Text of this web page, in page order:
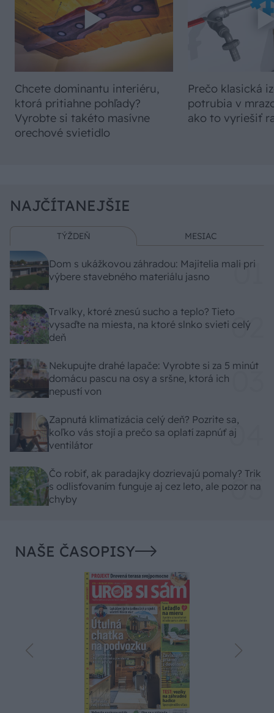
Chcete dominantu interiéru,
ktorá pritiahne pohľady?
Vyrobte si takéto masívne
orechové svietidlo
Prečo klasická
potrubia v
ako to vyriešiť
NAJČÍTANEJŠIE
TÝŽDEŇ MESIAC
Dom s ukážkovou záhradou: Majitelia mali pri
výbere stavebného materiálu jasno
Trvalky, ktoré znesú sucho a teplo? Tieto
vysaďte na miesta, na ktoré slnko svieti celý
deň
Nekupujte drahé lapače: Vyrobte si za 5 minút
domácu pascu na osy a sršne, ktorá ich
nepustí von
Zapnutá klimatizácia celý deň? Pozrite sa,
koľko vás stojí a prečo sa oplatí zapnúť aj
ventilátor
Čo robiť, ak paradajky dozrievajú pomaly? Trik
s odlisťovaním funguje aj cez leto, ale pozor na
chyby
NAŠE ČASOPISY